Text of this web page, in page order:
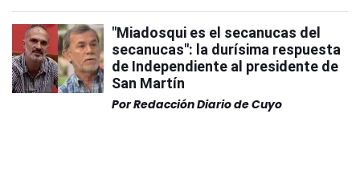
"Miadosqui es el secanucas del
secanucas": la durísima respuesta
de Independiente al presidente de
San Martín
PorRedacción Diario de Cuyo